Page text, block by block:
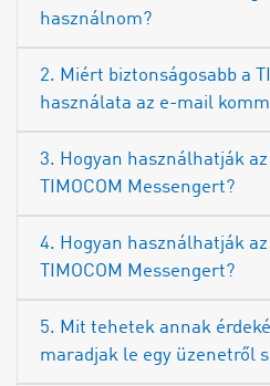
használnom?
2. Miért biztonságosabb a
használata az e-mail
3. Hogyan használhatják
TIMOCOM Messengert?
4. Hogyan használhatják
TIMOCOM Messengert?
5. Mit tehetek annak
maradjak le egy üzenetről